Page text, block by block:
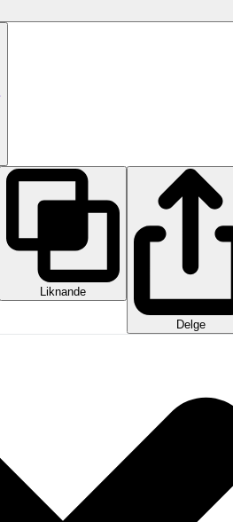
Liknande
Delge